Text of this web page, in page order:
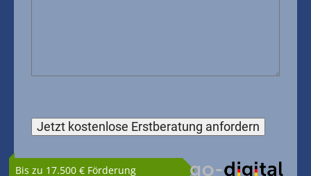
Bis zu 17.500 € Förderung